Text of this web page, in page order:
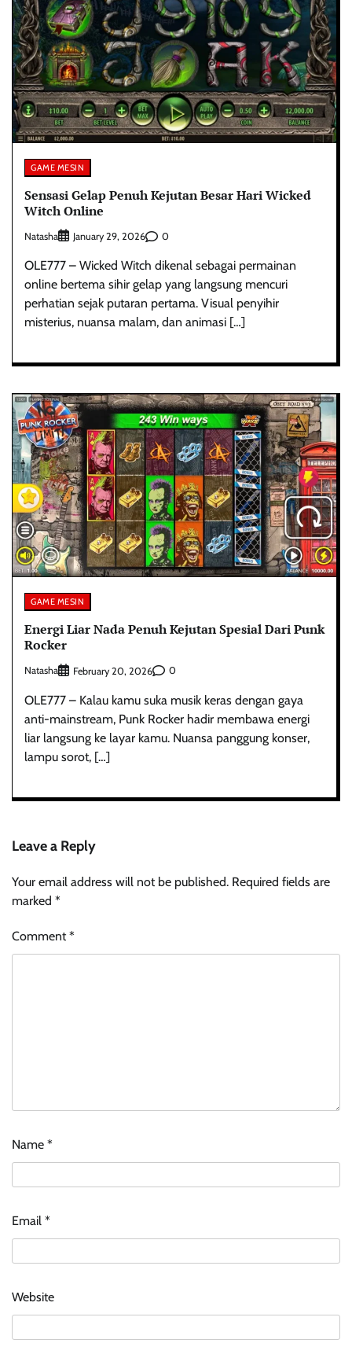
GAME MESIN
Sensasi Gelap Penuh Kejutan Besar Hari Wicked
Witch Online
Natasha January 29, 2026 0
OLE777 – Wicked Witch dikenal sebagai permainan
online bertema sihir gelap yang langsung mencuri
perhatian sejak putaran pertama. Visual penyihir
misterius, nuansa malam, dan animasi […]
GAME MESIN
Energi Liar Nada Penuh Kejutan Spesial Dari Punk
Rocker
Natasha February 20, 2026 0
OLE777 – Kalau kamu suka musik keras dengan gaya
anti-mainstream, Punk Rocker hadir membawa energi
liar langsung ke layar kamu. Nuansa panggung konser,
lampu sorot, […]
Leave a Reply
Your email address will not be published. Required fields are
marked *
Comment*
Name *
Email *
Website